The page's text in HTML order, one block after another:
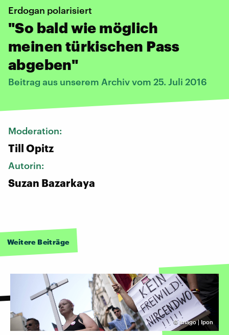
Erdogan polarisiert
"So bald wie möglich
meinen türkischen Pass
abgeben"
Beitrag aus unserem Archiv vom 25. Juli 2016
Moderation:
Till Opitz
Autorin:
Suzan Bazarkaya
Weitere Beiträge
©Imago | Ipon